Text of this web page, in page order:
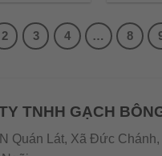
2 3 4 … 8
TNHH GẠCH
Quán Lát, Xã Đức